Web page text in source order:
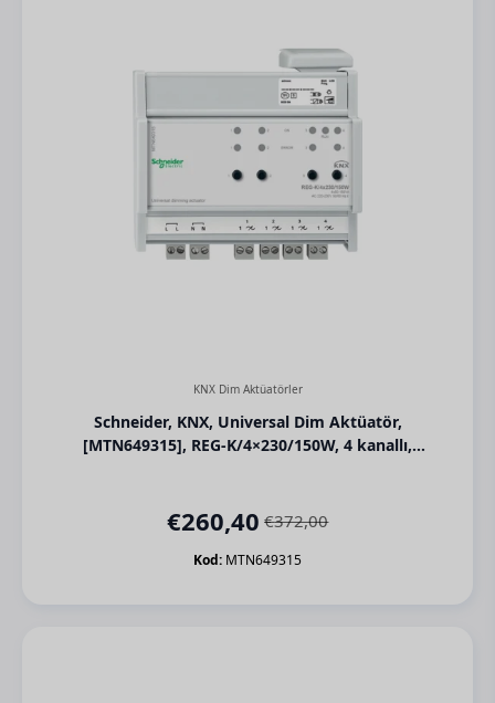
KNX Dim Aktüatörler
Schneider, KNX, Universal Dim Aktüatör,
[MTN649315], REG-K/4×230/150W, 4 kanallı,
€372,00
Orijinal
fiyat:
€260,40Şu
andaki
Kod: MTN649315